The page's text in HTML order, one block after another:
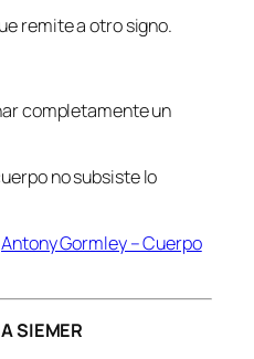
remite a otro signo.
completamente un
no subsiste lo
Antony Gormley – Cuerpo
SIEMER